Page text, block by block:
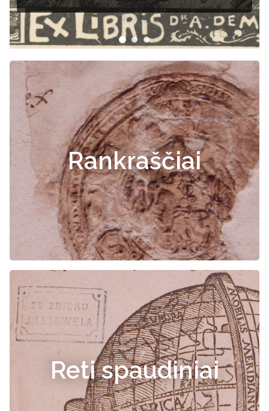
Rankraščiai
Reti spaudiniai